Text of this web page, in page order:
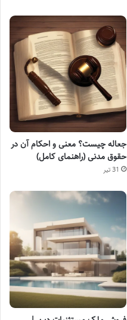
جعاله چیست؟ معنی و احکام آن در
حقوق مدنی (راهنمای کامل)
31 تیر